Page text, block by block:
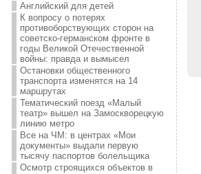
Английский для детей
К вопросу о потерях
противоборствующих сторон на
советско-германском фронте в
годы Великой Отечественной
войны: правда и вымысел
Остановки общественного
транспорта изменятся на 14
маршрутах
Тематический поезд «Малый
театр» вышел на Замоскворецкую
линию метро
Все на ЧМ: в центрах «Мои
документы» выдали первую
тысячу паспортов болельщика
Осмотр строящихся объектов в